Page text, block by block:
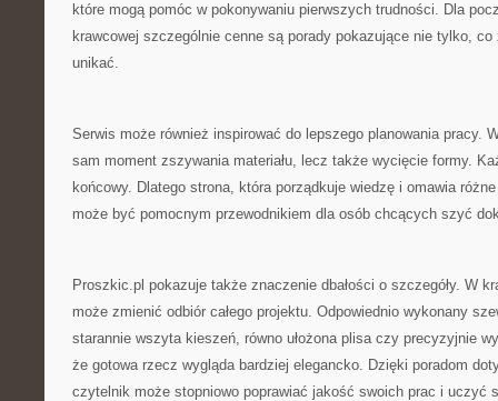
które mogą pomóc w pokonywaniu pierwszych trudności. Dla
krawcowej szczególnie cenne są porady pokazujące nie tylko,
unikać.
Serwis może również inspirować do lepszego planowania pracy.
sam moment zszywania materiału, lecz także wycięcie formy.
końcowy. Dlatego strona, która porządkuje wiedzę i omawia
może być pomocnym przewodnikiem dla osób chcących szyć
Proszkic.pl pokazuje także znaczenie dbałości o szczegóły. W
może zmienić odbiór całego projektu. Odpowiednio wykonany
starannie wszyta kieszeń, równo ułożona plisa czy precyzyjnie
że gotowa rzecz wygląda bardziej elegancko. Dzięki poradom
czytelnik może stopniowo poprawiać jakość swoich prac i uczyć